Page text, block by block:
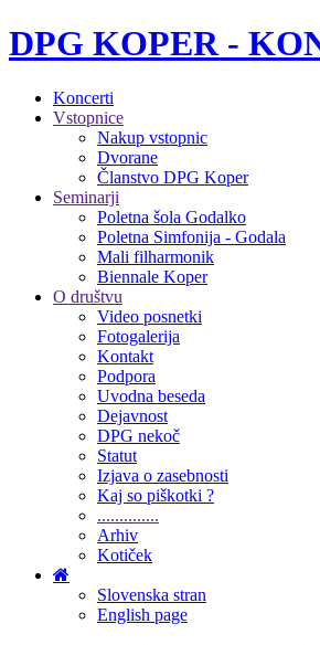
DPG KOPER -
Koncerti
Vstopnice
Nakup vstopnic
Dvorane
Članstvo DPG Koper
Seminarji
Poletna šola Godalko
Poletna Simfonija - Godala
Mali filharmonik
Biennale Koper
O društvu
Video posnetki
Fotogalerija
Kontakt
Podpora
Uvodna beseda
Dejavnost
DPG nekoč
Statut
Izjava o zasebnosti
Kaj so piškotki ?
..............
Arhiv
Kotiček
Slovenska stran
English page